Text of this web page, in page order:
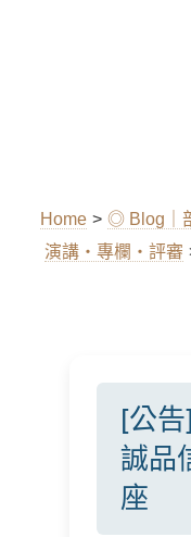
Home > ◎ Blog｜
演講‧專欄‧評審
[公
誠品
座